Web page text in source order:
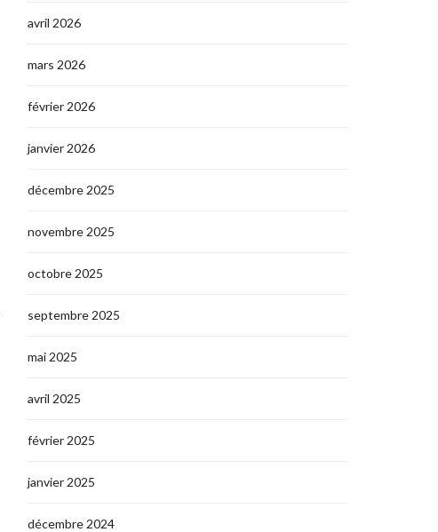
avril 2026
mars 2026
février 2026
janvier 2026
décembre 2025
novembre 2025
octobre 2025
septembre 2025
mai 2025
avril 2025
février 2025
janvier 2025
décembre 2024